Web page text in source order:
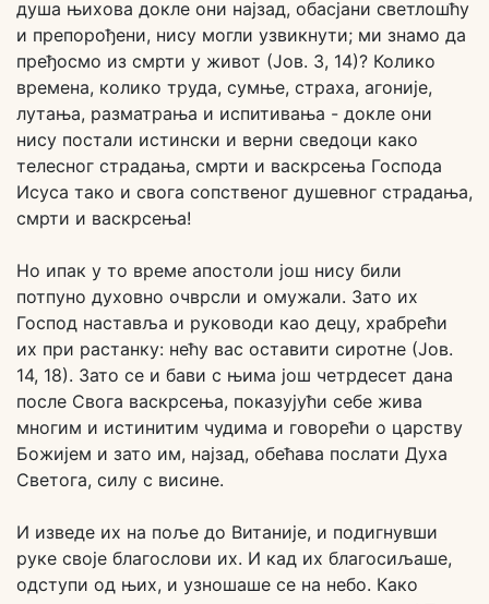
душа њихова докле они најзад, обасјани светлошћу
и препорођени, нису могли узвикнути; ми знамо да
пређосмо из смрти у живот (Јов. 3, 14)? Колико
времена, колико труда, сумње, страха, агоније,
лутања, разматрања и испитивања - докле они
нису постали истински и верни сведоци како
телесног страдања, смрти и васкрсења Господа
Исуса тако и свога сопственог душевног страдања,
смрти и васкрсења!
Но ипак у то време апостоли још нису били
потпуно духовно очврсли и омужали. Зато их
Господ наставља и руководи као децу, храбрећи
их при растанку: нећу вас оставити сиротне (Јов.
14, 18). Зато се и бави с њима још четрдесет дана
после Свога васкрсења, показујући себе жива
многим и истинитим чудима и говорећи о царству
Божијем и зато им, најзад, обећава послати Духа
Светога, силу с висине.
И изведе их на поље до Витаније, и подигнувши
руке своје благослови их. И кад их благосиљаше,
одступи од њих, и узношаше се на небо. Како